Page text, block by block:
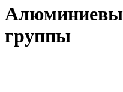
группы